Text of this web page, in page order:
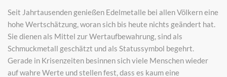
Seit Jahrtausenden genießen Edelmetalle bei allen Völkern eine
hohe Wertschätzung, woran sich bis heute nichts geändert hat.
Sie dienen als Mittel zur Wertaufbewahrung, sind als
Schmuckmetall geschätzt und als Statussymbol begehrt.
Gerade in Krisenzeiten besinnen sich viele Menschen wieder
auf wahre Werte und stellen fest, dass es kaum eine